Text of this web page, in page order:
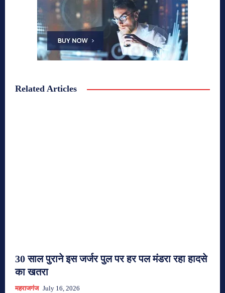
Related Articles
30 साल पुराने इस जर्जर पुल पर हर पल मंडरा रहा हादसे
का खतरा
महराजगंज July 16, 2026